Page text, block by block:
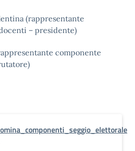
(rappresentante
– presidente)
componente